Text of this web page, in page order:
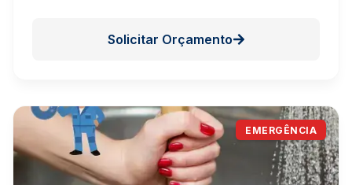
Solicitar Orçamento
EMERGÊNCIA